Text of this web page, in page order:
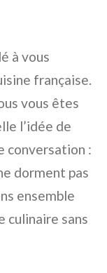
à vous
française.
vous êtes
l’idée de
conversation :
dorment pas
ensemble
culinaire sans